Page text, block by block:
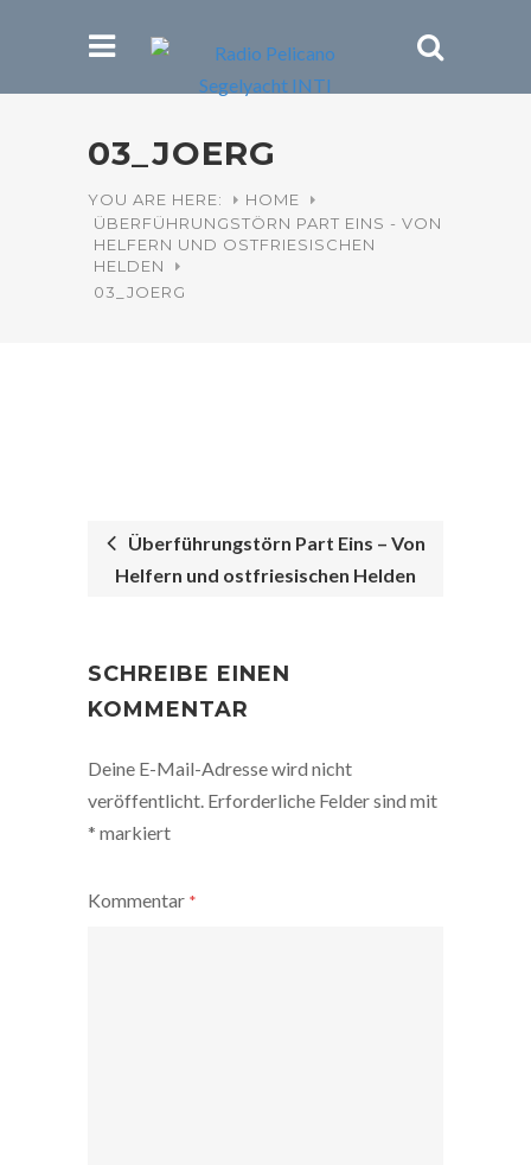
03_JOERG
YOU ARE HERE:
HOME
ÜBERFÜHRUNGSTÖRN PART EINS - VON
HELFERN UND OSTFRIESISCHEN
HELDEN
03_JOERG
Überführungstörn Part Eins – Von
Helfern und ostfriesischen Helden
SCHREIBE EINEN
KOMMENTAR
Deine E-Mail-Adresse wird nicht
veröffentlicht. Erforderliche Felder sind mit
* markiert
Kommentar *